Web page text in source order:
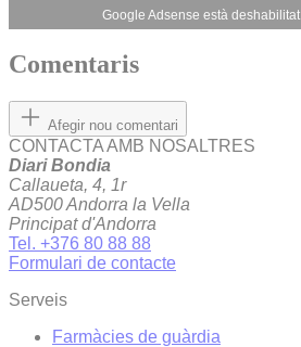
Google Adsense està deshabilitat.
Comentaris
Afegir nou comentari
CONTACTA AMB NOSALTRES
Diari Bondia
Callaueta, 4, 1r
AD500 Andorra la Vella
Principat d'Andorra
Tel. +376 80 88 88
Formulari de contacte
Serveis
Farmàcies de guàrdia